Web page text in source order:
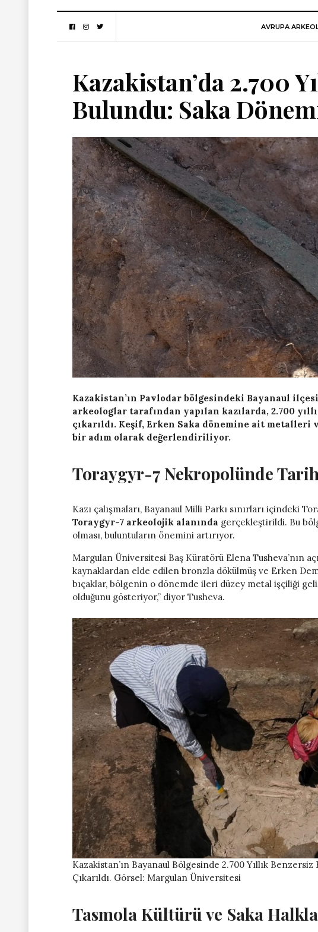
AVRUPA
Kazakistan’da 2.700
Bulundu: Saka
Kazakistan’ın Pavlodar bölgesindeki Bayanaul
arkeologlar tarafından yapılan kazılarda, 2.700
çıkarıldı. Keşif, Erken Saka dönemine ait
bir adım olarak değerlendiriliyor.
Toraygyr-7 Nekropolünde
Kazı çalışmaları, Bayanaul Milli Parkı sınırları içindeki
Toraygyr-7 arkeolojik alanında gerçekleştirildi. Bu
olması, buluntuların önemini artırıyor.
Margulan Üniversitesi Baş Küratörü Elena Tusheva’nın
kaynaklardan elde edilen bronzla dökülmüş ve Erken
bıçaklar, bölgenin o dönemde ileri düzey metal işçiliği
olduğunu gösteriyor,” diyor Tusheva.
Kazakistan’ın Bayanaul Bölgesinde 2.700 Yıllık
Çıkarıldı. Görsel: Margulan Üniversitesi
Tasmola Kültürü ve Saka